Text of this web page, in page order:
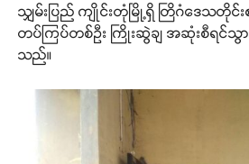
သျှမ်းပြည် ကျိုင်းတုံမြို့ရှိ တြိဂံဒေသတိုင်
တပ်ကြပ်တစ်ဦး ကြိုးဆွဲချ အဆုံးစီရင်သွာ
သည်။